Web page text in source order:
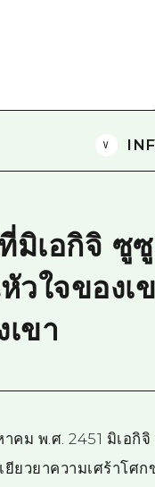
มิเอกิจิ ซู
หัวใจของ
ขา
าคม พ.ศ. 2451 มิเอกิ
ยียวยาความเศร้าโศ